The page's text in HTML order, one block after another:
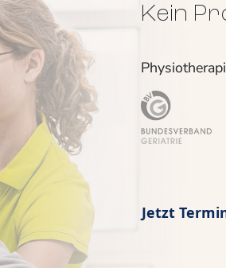
Kein
Jetzt